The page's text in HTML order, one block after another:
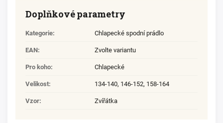
Doplňkové parametry
Kategorie: Chlapecké spodní prádlo
EAN: Zvolte variantu
Pro koho: Chlapecké
Velikost: 134-140, 146-152, 158-164
Vzor: Zvířátka